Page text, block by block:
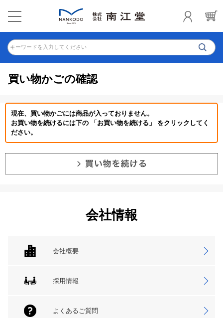
キーワードを入力してください
買い物かごの確認
現在、買い物かごには商品が入っておりません。
お買い物を続けるには下の 「お買い物を続ける」 をクリックしてく
ださい。
会社情報
会社概要
採用情報
よくあるご質問